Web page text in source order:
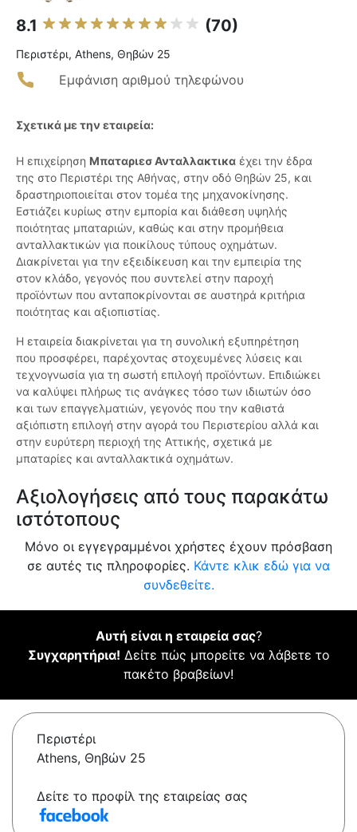
8.1 (70)
Περιστέρι, Athens, Θηβών 25
Εμφάνιση αριθμού τηλεφώνου
Σχετικά με την εταιρεία:
Η επιχείρηση Μπαταριεσ Ανταλλακτικα έχει την έδρα
της στο Περιστέρι της Αθήνας, στην οδό Θηβών 25, και
δραστηριοποιείται στον τομέα της μηχανοκίνησης.
Εστιάζει κυρίως στην εμπορία και διάθεση υψηλής
ποιότητας μπαταριών, καθώς και στην προμήθεια
ανταλλακτικών για ποικίλους τύπους οχημάτων.
Διακρίνεται για την εξειδίκευση και την εμπειρία της
στον κλάδο, γεγονός που συντελεί στην παροχή
προϊόντων που ανταποκρίνονται σε αυστηρά κριτήρια
ποιότητας και αξιοπιστίας.
Η εταιρεία διακρίνεται για τη συνολική εξυπηρέτηση
που προσφέρει, παρέχοντας στοχευμένες λύσεις και
τεχνογνωσία για τη σωστή επιλογή προϊόντων. Επιδιώκει
να καλύψει πλήρως τις ανάγκες τόσο των ιδιωτών όσο
και των επαγγελματιών, γεγονός που την καθιστά
αξιόπιστη επιλογή στην αγορά του Περιστερίου αλλά και
στην ευρύτερη περιοχή της Αττικής, σχετικά με
μπαταρίες και ανταλλακτικά οχημάτων.
Αξιολογήσεις από τους παρακάτω
ιστότοπους
Μόνο οι εγγεγραμμένοι χρήστες έχουν πρόσβαση
σε αυτές τις πληροφορίες. Κάντε κλικ εδώ για να
συνδεθείτε.
Αυτή είναι η εταιρεία σας?
Συγχαρητήρια! Δείτε πώς μπορείτε να λάβετε το
πακέτο βραβείων!
Περιστέρι
Athens, Θηβών 25
Δείτε το προφίλ της εταιρείας σας